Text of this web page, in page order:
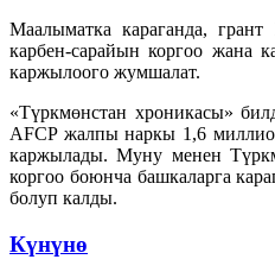
Маалыматка караганда,
карбен-сарайын коргоо жана
каржылоого жумшалат.
«Түркмөнстан хроникасы»
AFCP жалпы наркы 1,6
каржылады. Муну менен
коргоо боюнча башкаларга
болуп калды.
Күнүнө